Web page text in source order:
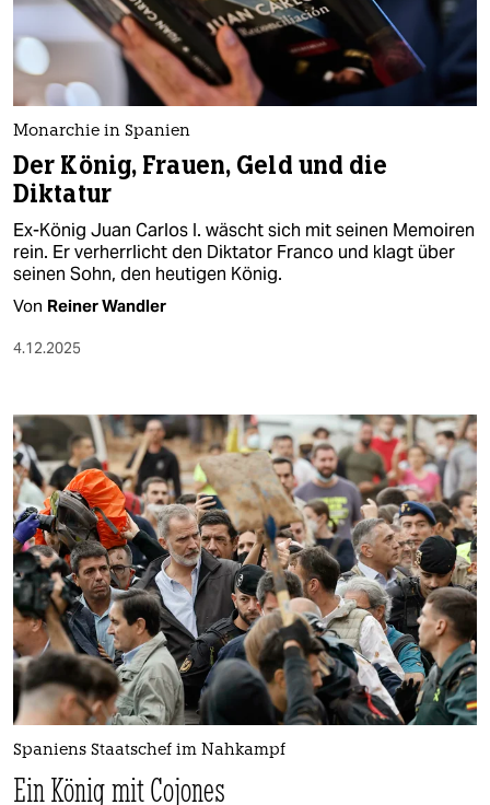
nord
wahrheit
verlag
verlag
veranstaltungen
shop
abo
genossenschaft
epaper login
Monarchie in Spanien
Der König, Frauen, Geld und die
Diktatur
Ex-König Juan Carlos I. wäscht sich mit seinen Memoiren
rein. Er verherrlicht den Diktator Franco und klagt über
seinen Sohn, den heutigen König.
Von Reiner Wandler
4.12.2025
Spaniens Staatschef im Nahkampf
Ein König mit Cojones